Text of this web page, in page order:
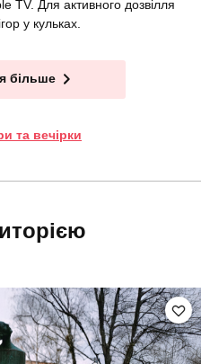
TV. Для активного дозвілля
у кульках.
більше
та вечірки